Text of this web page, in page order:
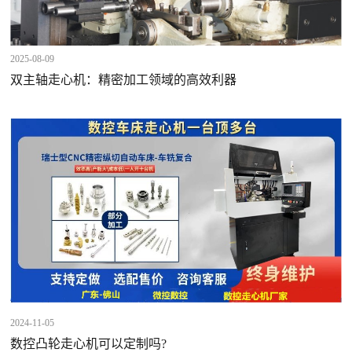
2025-08-09
双主轴走心机：精密加工领域的高效利器
2024-11-05
数控凸轮走心机可以定制吗?